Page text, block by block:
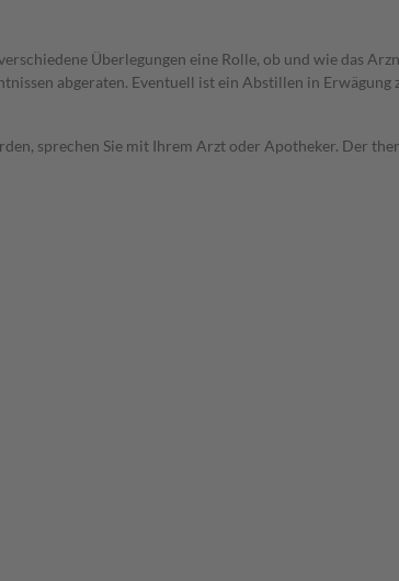
Überlegungen eine Rolle, ob und wie das
abgeraten. Eventuell ist ein Abstillen in Erwägung
sprechen Sie mit Ihrem Arzt oder Apotheker. Der